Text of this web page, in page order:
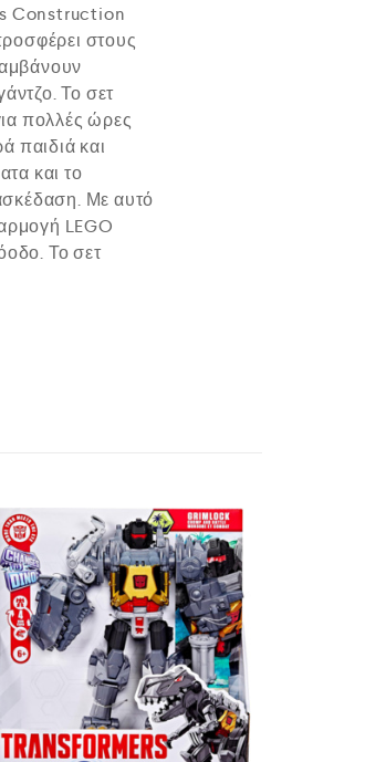
Construction
στους
Το σετ
πολλές ώρες
παιδιά και
και το
Με αυτό
LEGO
Το σετ